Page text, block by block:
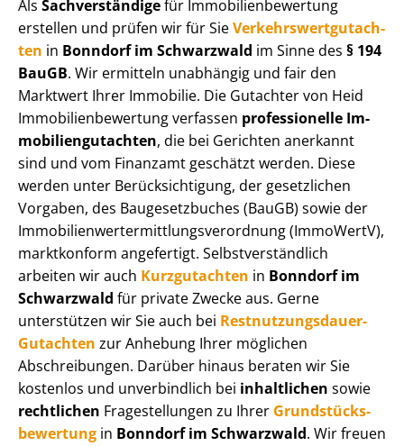
Als Sachverständigefür Im­mo­bi­li­en­be­wer­tung
erstellen und prüfen wir für SieVer­kehrs­wert­gut­ach­
ten in Bonndorf im Schwarzwald im Sinne des § 194
BauGB. Wir ermitteln unabhängig und fair den
Marktwert Ihrer Immobilie. Die Gutachter von Heid
Im­mo­bi­li­en­be­wer­tung verfassen professionelle Im­
mo­bi­li­en­gut­ach­ten, die bei Gerichten anerkannt
sind und vom Finanzamt geschätzt werden. Diese
werden unter Be­rück­sich­ti­gung, der gesetzlichen
Vorgaben, des Baugesetzbuches (BauGB) sowie der
Im­mo­bi­li­en­wert­ermitt­lungs­ver­ord­nung (ImmoWertV),
marktkonform angefertigt. Selbst­ver­ständ­lich
arbeiten wir auch Kurzgutachten in Bonndorf im
Schwarzwald für private Zwecke aus. Gerne
unterstützen wir Sie auch bei Rest­nut­zungs­dau­er-
Gutachten zur Anhebung Ihrer möglichen
Abschreibungen. Darüber hinaus beraten wir Sie
kostenlos und unverbindlich bei inhaltlichen sowie
rechtlichen Fragestellungen zu Ihrer Grund­stücks­
be­wer­tung in Bonndorf im Schwarzwald. Wir freuen